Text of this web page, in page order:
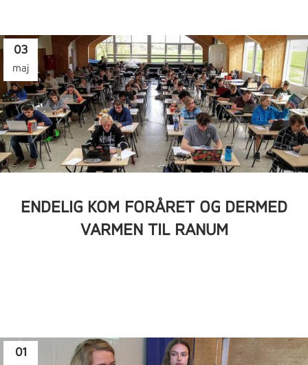
03
maj
ENDELIG KOM FORÅRET OG DERMED
VARMEN TIL RANUM
01